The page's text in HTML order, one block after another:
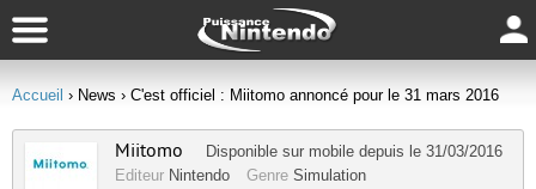
Accueil › News › C'est officiel : Miitomo annoncé pour le 31 mars 2016
Miitomo Disponible sur mobile depuis le 31/03/2016
Editeur Nintendo Genre Simulation